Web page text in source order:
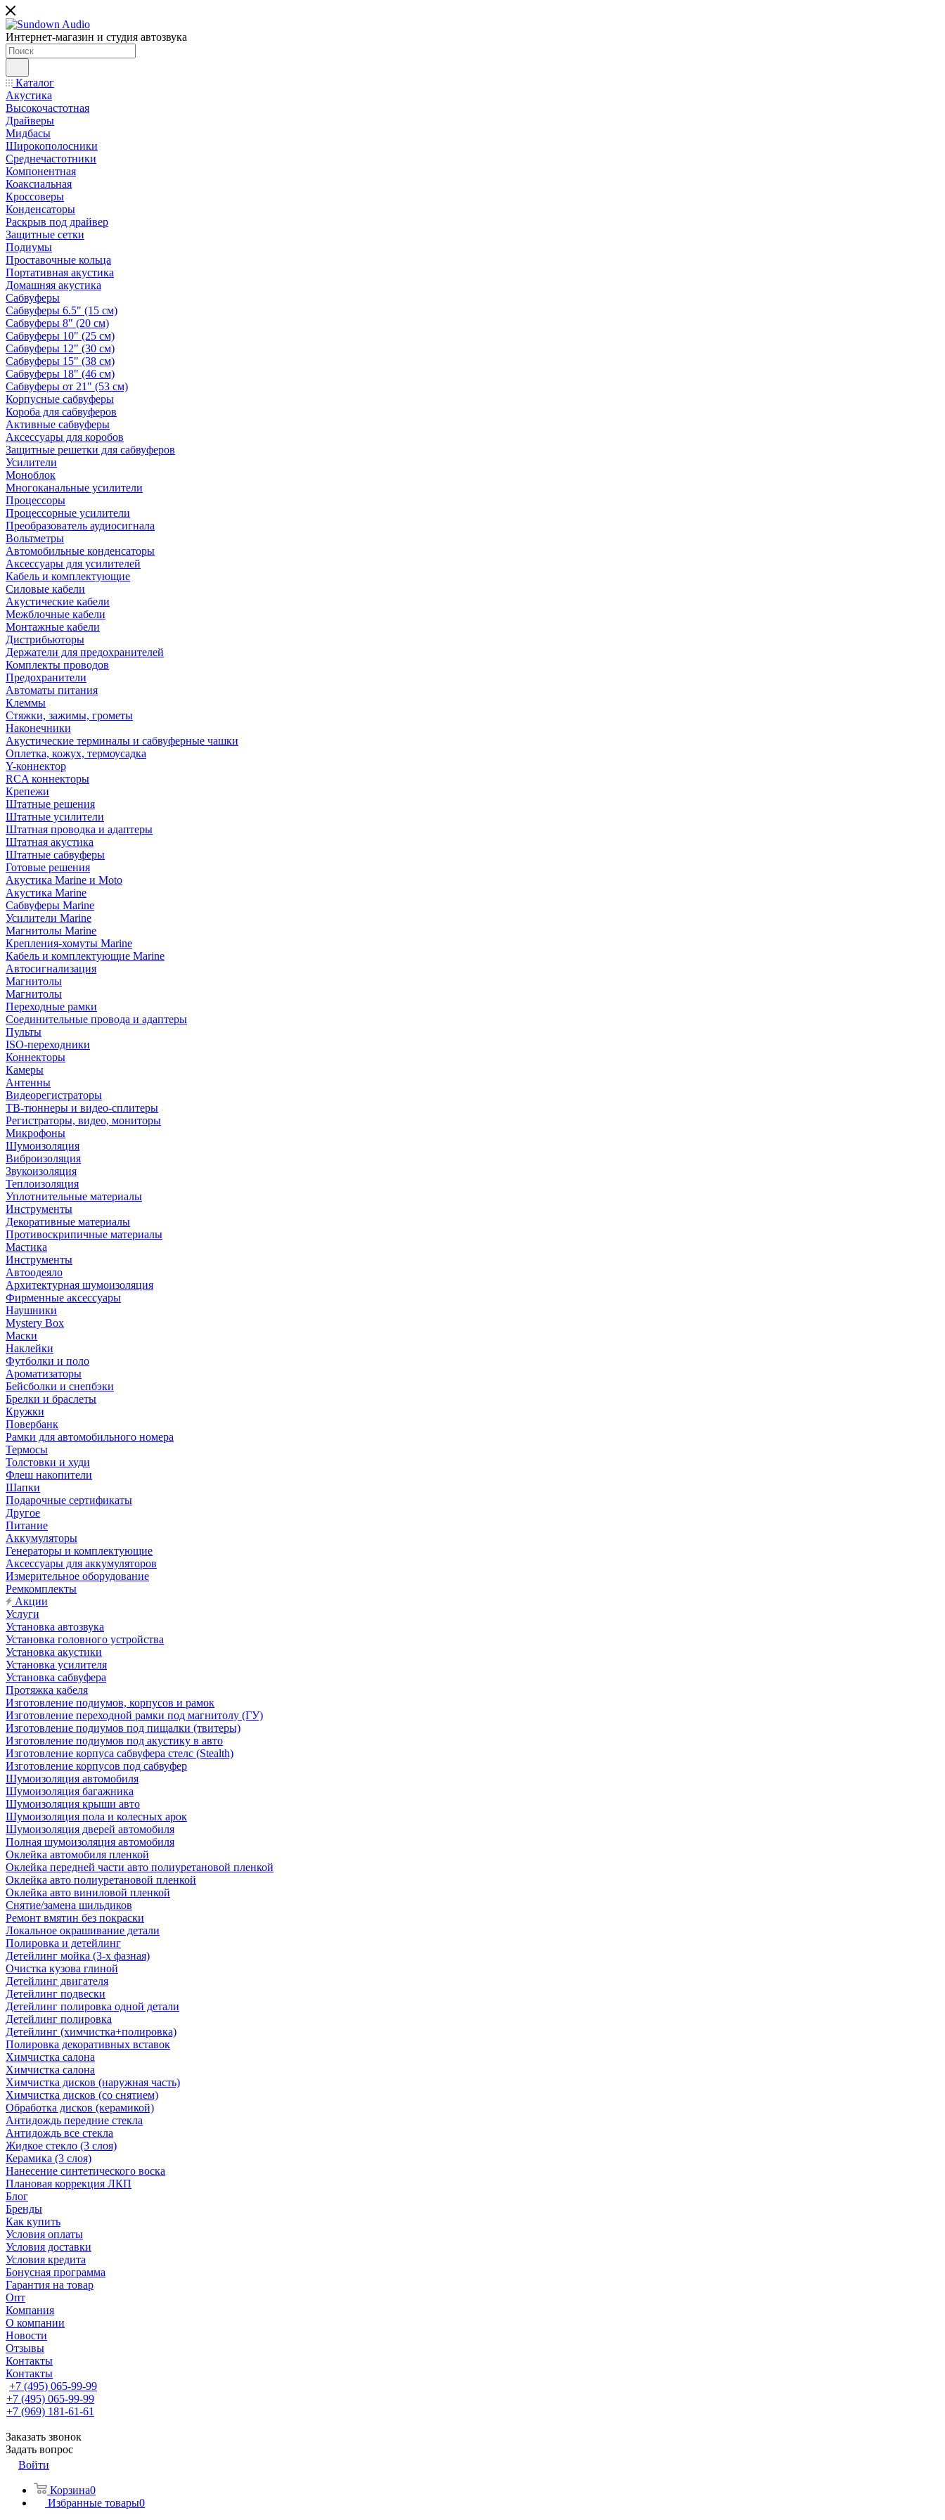
Интернет-магазин и студия автозвука
Каталог
Акустика
Высокочастотная
Драйверы
Мидбасы
Широкополосники
Среднечастотники
Компонентная
Коаксиальная
Кроссоверы
Конденсаторы
Раскрыв под драйвер
Защитные сетки
Подиумы
Проставочные кольца
Портативная акустика
Домашняя акустика
Сабвуферы
Сабвуферы 6.5" (15 см)
Сабвуферы 8" (20 см)
Сабвуферы 10" (25 см)
Сабвуферы 12" (30 см)
Сабвуферы 15" (38 см)
Сабвуферы 18" (46 см)
Сабвуферы от 21" (53 см)
Корпусные сабвуферы
Короба для сабвуферов
Активные сабвуферы
Аксессуары для коробов
Защитные решетки для сабвуферов
Усилители
Моноблок
Многоканальные усилители
Процессоры
Процессорные усилители
Преобразователь аудиосигнала
Вольтметры
Автомобильные конденсаторы
Аксессуары для усилителей
Кабель и комплектующие
Силовые кабели
Акустические кабели
Межблочные кабели
Монтажные кабели
Дистрибьюторы
Держатели для предохранителей
Комплекты проводов
Предохранители
Автоматы питания
Клеммы
Стяжки, зажимы, грометы
Наконечники
Акустические терминалы и сабвуферные чашки
Оплетка, кожух, термоусадка
Y-коннектор
RCA коннекторы
Крепежи
Штатные решения
Штатные усилители
Штатная проводка и адаптеры
Штатная акустика
Штатные сабвуферы
Готовые решения
Акустика Marine и Moto
Акустика Marine
Сабвуферы Marine
Усилители Marine
Магнитолы Marine
Крепления-хомуты Marine
Кабель и комплектующие Marine
Автосигнализация
Магнитолы
Магнитолы
Переходные рамки
Соединительные провода и адаптеры
Пульты
ISO-переходники
Коннекторы
Камеры
Антенны
Видеорегистраторы
ТВ-тюннеры и видео-сплитеры
Регистраторы, видео, мониторы
Микрофоны
Шумоизоляция
Виброизоляция
Звукоизоляция
Теплоизоляция
Уплотнительные материалы
Инструменты
Декоративные материалы
Противоскрипичные материалы
Мастика
Инструменты
Автоодеяло
Архитектурная шумоизоляция
Фирменные аксессуары
Наушники
Mystery Box
Маски
Наклейки
Футболки и поло
Ароматизаторы
Бейсболки и снепбэки
Брелки и браслеты
Кружки
Повербанк
Рамки для автомобильного номера
Термосы
Толстовки и худи
Флеш накопители
Шапки
Подарочные сертификаты
Другое
Питание
Аккумуляторы
Генераторы и комплектующие
Аксессуары для аккумуляторов
Измерительное оборудование
Ремкомплекты
Акции
Услуги
Установка автозвука
Установка головного устройства
Установка акустики
Установка усилителя
Установка сабвуфера
Протяжка кабеля
Изготовление подиумов, корпусов и рамок
Изготовление переходной рамки под магнитолу (ГУ)
Изготовление подиумов под пищалки (твитеры)
Изготовление подиумов под акустику в авто
Изготовление корпуса сабвуфера стелс (Stealth)
Изготовление корпусов под сабвуфер
Шумоизоляция автомобиля
Шумоизоляция багажника
Шумоизоляция крыши авто
Шумоизоляция пола и колесных арок
Шумоизоляция дверей автомобиля
Полная шумоизоляция автомобиля
Оклейка автомобиля пленкой
Оклейка передней части авто полиуретановой пленкой
Оклейка авто полиуретановой пленкой
Оклейка авто виниловой пленкой
Снятие/замена шильдиков
Ремонт вмятин без покраски
Локальное окрашивание детали
Полировка и детейлинг
Детейлинг мойка (3-х фазная)
Очистка кузова глиной
Детейлинг двигателя
Детейлинг подвески
Детейлинг полировка одной детали
Детейлинг полировка
Детейлинг (химчистка+полировка)
Полировка декоративных вставок
Химчистка салона
Химчистка салона
Химчистка дисков (наружная часть)
Химчистка дисков (со снятием)
Обработка дисков (керамикой)
Антидождь передние стекла
Антидождь все стекла
Жидкое стекло (3 слоя)
Керамика (3 слоя)
Нанесение синтетического воска
Плановая коррекция ЛКП
Блог
Бренды
Как купить
Условия оплаты
Условия доставки
Условия кредита
Бонусная программа
Гарантия на товар
Опт
Компания
О компании
Новости
Отзывы
Контакты
Контакты
+7 (495) 065-99-99
+7 (495) 065-99-99
+7 (969) 181-61-61
Заказать звонок
Задать вопрос
Войти
Корзина0
Избранные товары0